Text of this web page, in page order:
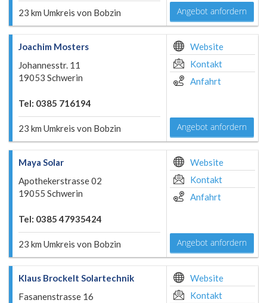
23 km Umkreis von Bobzin Angebot anfordern
Joachim Mosters
Johannesstr. 11
19053 Schwerin
Tel: 0385 716194
23 km Umkreis von Bobzin
Website
Kontakt
Anfahrt
Angebot anfordern
Maya Solar
Apothekerstrasse 02
19055 Schwerin
Tel: 0385 47935424
23 km Umkreis von Bobzin
Website
Kontakt
Anfahrt
Angebot anfordern
Klaus Brockelt Solartechnik
Fasanenstrasse 16
Website
Kontakt